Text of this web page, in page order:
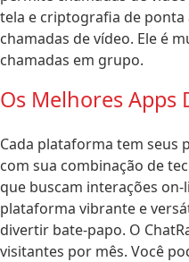
tela e criptografia de ponta
chamadas de vídeo. Ele é
chamadas em grupo.
Os Melhores Apps
Cada plataforma tem seus
com sua combinação de
que buscam interações
plataforma vibrante e
divertir bate-papo. O
visitantes por mês. Você